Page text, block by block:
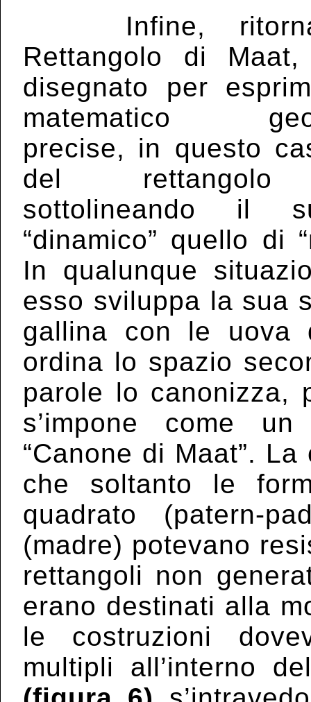
Infine,
Rettangolo di
disegnato per
matematico
precise, in questo
del rettangolo
sottolineando il
“dinamico” quello di
In qualunque
esso sviluppa la sua
gallina con le uova
ordina lo spazio
parole lo canonizza,
s’impone come
“Canone di Maat”.
che soltanto le
quadrato (patern-
(madre) potevano
rettangoli non
erano destinati alla
le costruzioni
multipli all’interno